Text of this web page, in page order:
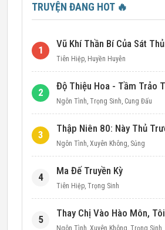
TRUYỆN ĐANG HOT 🔥
1
Vũ Khí Thần Bí Của Sát Thủ
Tiên Hiệp, Huyền Huyễn
2
Ngôn Tình, Trọng Sinh, Cung Đấu
3
Ngôn Tình, Xuyên Không, Sủng
4
Ma Đế Truyền Kỳ
Tiên Hiệp, Trọng Sinh
5
Ngôn Tình, Xuyên Không, Trọng Sinh